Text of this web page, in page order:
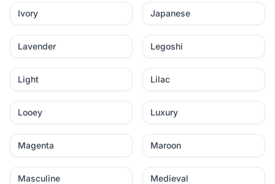
Ivory Japanese
Lavender Legoshi
Light Lilac
Looey Luxury
Magenta Maroon
Masculine Medieval